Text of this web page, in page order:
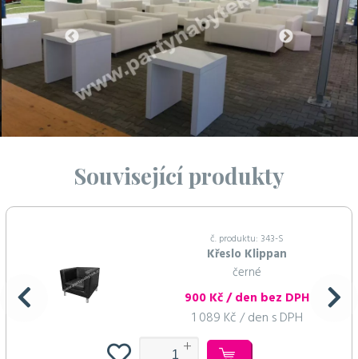
Související produkty
č. produktu: 343-S
Křeslo Klippan
černé
900 Kč / den bez DPH
1 089 Kč / den s DPH